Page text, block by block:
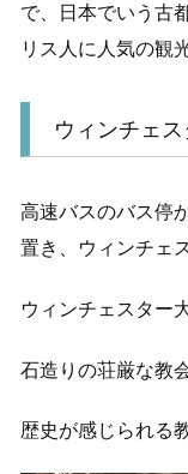
で、日本でいう古
リス人に人気の観
ウィンチェ
高速バスのバス停
置き、ウィンチェ
ウィンチェスター
石造りの荘厳な教会
歴史が感じられる